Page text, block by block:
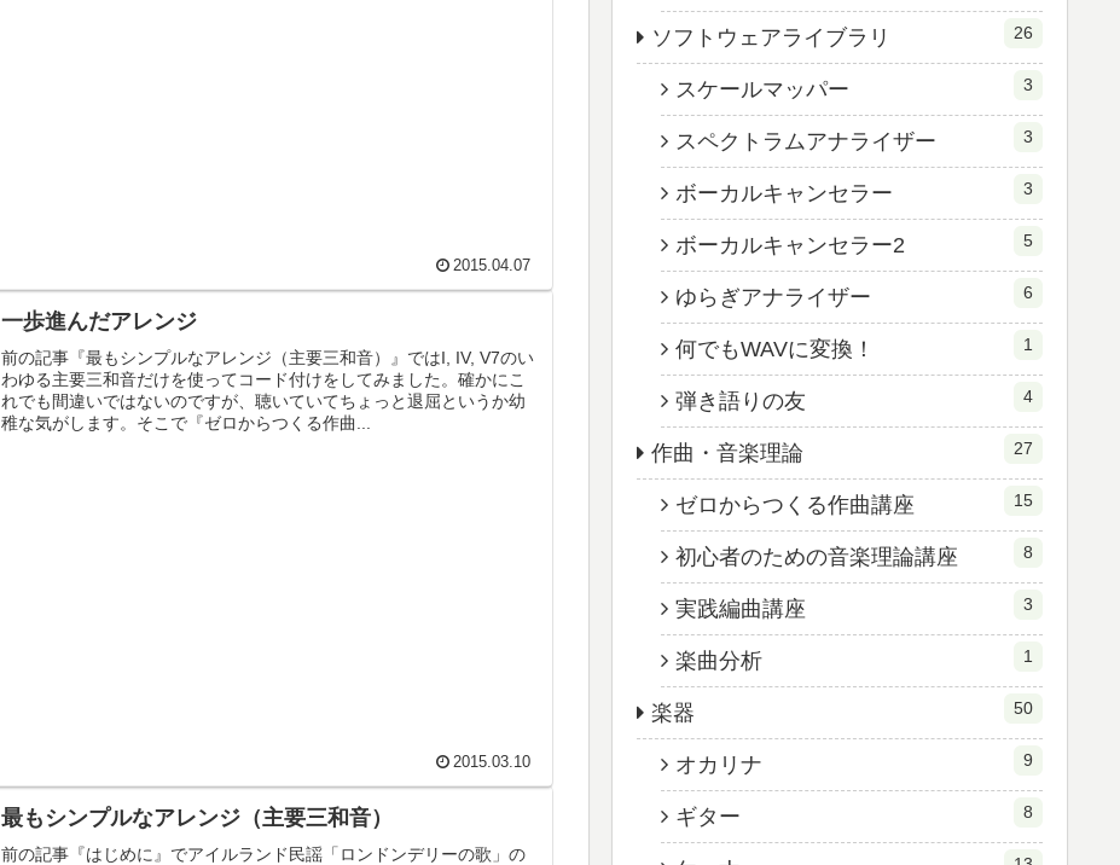
2015.04.07
一歩進んだアレンジ
前の記事『最もシンプルなアレンジ（主要三和音）』ではI, IV, V7のい
わゆる主要三和音だけを使ってコード付けをしてみました。確かにこ
れでも間違いではないのですが、聴いていてちょっと退屈というか幼
稚な気がします。そこで『ゼロからつくる作曲...
2015.03.10
最もシンプルなアレンジ（主要三和音）
前の記事『はじめに』でアイルランド民謡「ロンドンデリーの歌」の
ソフトウェアライブラリ 26
スケールマッパー 3
スペクトラムアナライザー 3
ボーカルキャンセラー 3
ボーカルキャンセラー2 5
ゆらぎアナライザー 6
何でもWAVに変換！ 1
弾き語りの友 4
作曲・音楽理論 27
ゼロからつくる作曲講座 15
初心者のための音楽理論講座 8
実践編曲講座 3
楽曲分析 1
楽器 50
オカリナ 9
ギター 8